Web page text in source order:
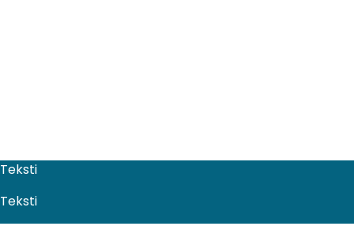
Teksti
Teksti